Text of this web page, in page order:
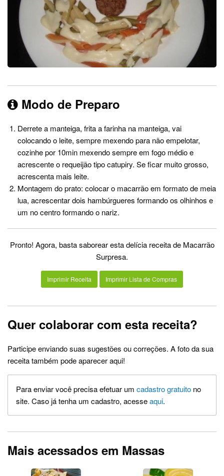
Modo de Preparo
Derrete a manteiga, frita a farinha na manteiga, vai
colocando o leite, sempre mexendo para não empelotar,
cozinhe por 10min mexendo sempre em fogo médio e
acrescente o requeijão tipo catupiry. Se ficar muito grosso,
acrescenta mais leite.
Montagem do prato: colocar o macarrão em formato de meia
lua, acrescentar dois hambúrgueres formando os olhinhos e
um no centro formando o nariz.
Pronto! Agora, basta saborear esta delícia receita de Macarrão
Surpresa.
Imprimir Receita Imprimir Lista de Compras
Quer colaborar com esta receita?
Participe enviando suas sugestões ou correções. A foto da sua
receita também pode aparecer aqui!
Para enviar você precisa efetuar um cadastro gratuito no
site. Caso já tenha um cadastro, acesseaqui.
Mais acessados em Massas